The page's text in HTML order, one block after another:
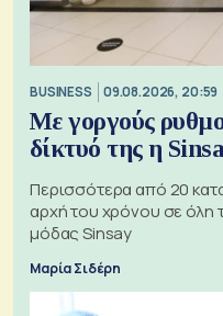
BUSINESS 09.08.2026, 20:59
Με γοργούς
δίκτυό της η
Περισσότερα από 20
αρχή του χρόνου σε όλη
μόδας Sinsay
Μαρία Σιδέρη